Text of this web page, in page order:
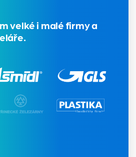
velké i malé firmy a